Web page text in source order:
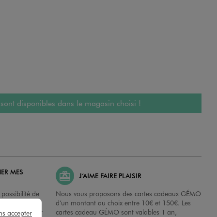
disponibles dans le magasin choisi !
MES
de
sur
J’AIME FAIRE PLAISIR
Nous vous proposons des cartes cadeaux GÉMO
d’un montant au choix entre 10€ et 150€. Les
cartes cadeau GÉMO sont valables 1 an,
accepter